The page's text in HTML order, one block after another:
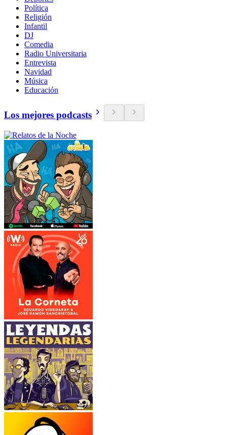
Política
Religión
Infantil
DJ
Comedia
Radio Universitaria
Entrevista
Navidad
Música
Educación
Los mejores podcasts